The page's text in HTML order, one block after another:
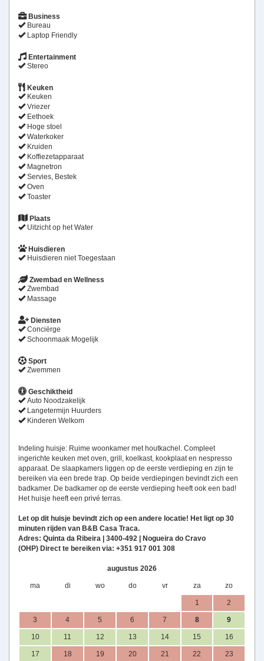
Business
Bureau
Laptop Friendly
Entertainment
Stereo
Keuken
Keuken
Vriezer
Eethoek
Hoge stoel
Waterkoker
Kruiden
Koffiezetapparaat
Magnetron
Servies, Bestek
Oven
Toaster
Plaats
Uitzicht op het Water
Huisdieren
Huisdieren niet Toegestaan
Zwembad en Wellness
Zwembad
Massage
Diensten
Conciërge
Schoonmaak Mogelijk
Sport
Zwemmen
Geschiktheid
Auto Noodzakelijk
Langetermijn Huurders
Kinderen Welkom
Indeling huisje: Ruime woonkamer met houtkachel. Compleet
ingerichte keuken met oven, grill, koelkast, kookplaat en nespresso
apparaat. De slaapkamers liggen op de eerste verdieping en zijn te
bereiken via een brede trap. Op beide verdiepingen bevindt zich een
badkamer. De badkamer op de eerste verdieping heeft ook een bad!
Het huisje heeft een privé terras.
Let op dit huisje bevindt zich op een andere locatie! Het ligt op 30
minuten rijden van B&B Casa Traca.
Adres: Quinta da Ribeira | 3400-492 | Nogueira do Cravo
(OHP) Direct te bereiken via: +351 917 001 308
augustus 2026
ma di wo do vr za zo
1 2
3 4 5 6 7 8 9
10 11 12 13 14 15 16
17 18 19 20 21 22 23